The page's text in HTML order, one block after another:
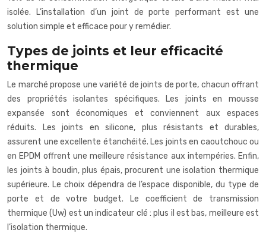
isolée. L’installation d’un joint de porte performant est une
solution simple et efficace pour y remédier.
Types de joints et leur efficacité
thermique
Le marché propose une variété de joints de porte, chacun offrant
des propriétés isolantes spécifiques. Les joints en mousse
expansée sont économiques et conviennent aux espaces
réduits. Les joints en silicone, plus résistants et durables,
assurent une excellente étanchéité. Les joints en caoutchouc ou
en EPDM offrent une meilleure résistance aux intempéries. Enfin,
les joints à boudin, plus épais, procurent une isolation thermique
supérieure. Le choix dépendra de l’espace disponible, du type de
porte et de votre budget. Le coefficient de transmission
thermique (Uw) est un indicateur clé : plus il est bas, meilleure est
l’isolation thermique.